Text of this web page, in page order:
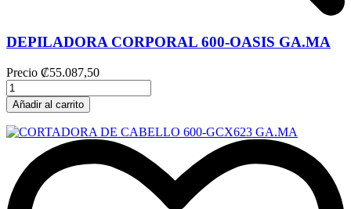
DEPILADORA CORPORAL 600-OASIS GA.MA
Precio ₡55.087,50
Añadir al carrito